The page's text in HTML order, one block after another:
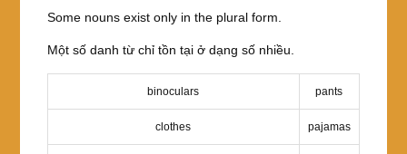
Some nouns exist only in the plural form.
Một số danh từ chỉ tồn tại ở dạng số nhiều.
binoculars pants
clothes pajamas